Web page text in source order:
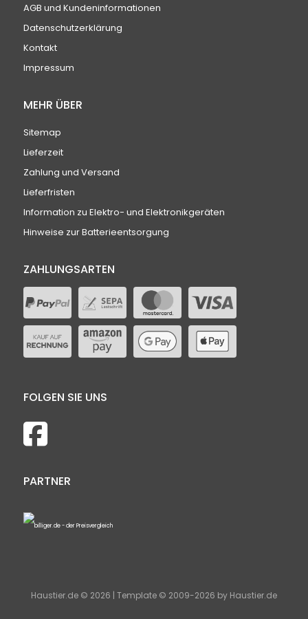
AGB und Kundeninformationen
Datenschutzerklärung
Kontakt
Impressum
MEHR ÜBER
Sitemap
Lieferzeit
Zahlung und Versand
Lieferfristen
Information zu Elektro- und Elektronikgeräten
Hinweise zur Batterieentsorgung
ZAHLUNGSARTEN
FOLGEN SIE UNS
PARTNER
Haustier.de © 2026 | Template © 2009-2026 by Haustier.de